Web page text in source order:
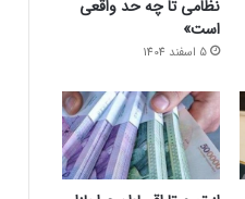
نظامی تا چه حد واقعی
است»
5 اسفند 1404